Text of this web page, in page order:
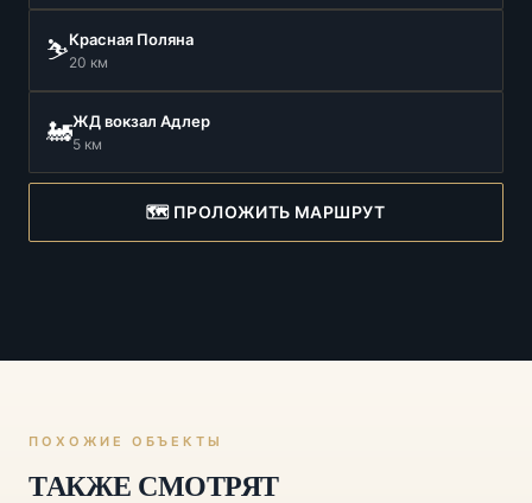
⛷️Красная Поляна
20 км
🚂ЖД вокзал Адлер
5 км
🗺️ ПРОЛОЖИТЬ МАРШРУТ
ПОХОЖИЕ ОБЪЕКТЫ
ТАКЖЕ СМОТРЯТ